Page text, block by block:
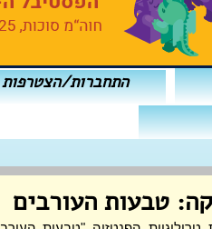
התחברות/הצטרפות
טבעות העורבים